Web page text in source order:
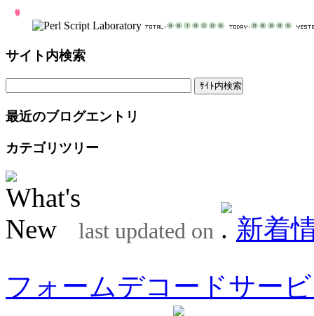
サイト内検索
最近のブログエントリ
カテゴリツリー
last updated on
新着
フォームデコードサー